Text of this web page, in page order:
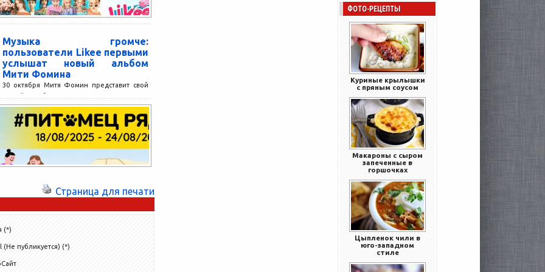
Музыка громче:
пользователи Likee первыми
услышат новый альбом
Мити Фомина
30 октября Митя Фомин представит свой
новый альбом «Слышь, да ладно» на
большом живом концерте в Likee. Прямая
трансляция начнется...
Страница для печати
(*)
(Не публикуется) (*)
ФОТО-РЕЦЕПТЫ
Куриные крылышки
с пряным соусом
Макароны с сыром
запеченные в
горшочках
Цыпленок чили в
юго-западном
стиле